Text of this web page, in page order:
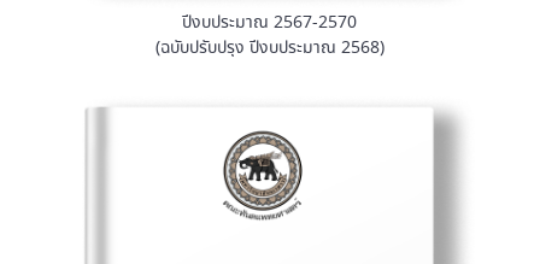
ปีงบประมาณ 2567-2570
(ฉบับปรับปรุง ปีงบประมาณ 2568)